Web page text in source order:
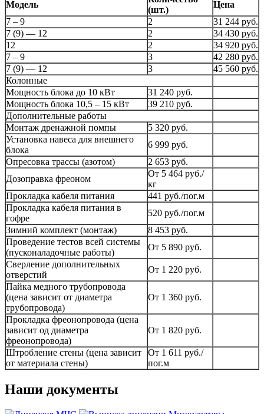
Модель
(шт.)
Цена
7 – 9
2
31 244 руб.
7 (9) — 12
2
34 430 руб.
12
2
34 920 руб.
7 – 9
3
42 280 руб.
7 (9) — 12
3
45 560 руб.
Колонные
Мощность блока до 10 кВт
31 240 руб.
Мощность блока 10,5 – 15 кВт
39 210 руб.
Дополнительные работы
Монтаж дренажной помпы
5 320 руб.
Установка навеса для внешнего
блока
6 999 руб.
Опресовка трассы (азотом)
2 653 руб.
Дозоправка фреоном
От 5 464 руб./
кг
Прокладка кабеля питания
441 руб./пог.м
Прокладка кабеля питания в
гофре
520 руб./пог.м
Зимний комплект (монтаж)
8 453 руб.
Проведение тестов всей системы
(пусконаладочные работы)
От 5 890 руб.
Сверление дополнительных
отверстий
От 1 220 руб.
Пайка медного трубопровода
(цена зависит от диаметра
трубопровода)
От 1 360 руб.
Прокладка фреонопровода (цена
зависит од диаметра
фреонопровода)
От 1 820 руб.
Штробление стены (цена зависит
от материала стены)
От 1 611 руб./
пог.м
Наши документы